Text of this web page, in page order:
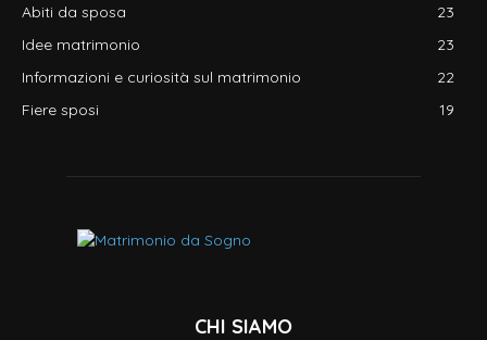
Abiti da sposa
23
Idee matrimonio
23
Informazioni e curiosità sul matrimonio
22
Fiere sposi
19
CHI SIAMO